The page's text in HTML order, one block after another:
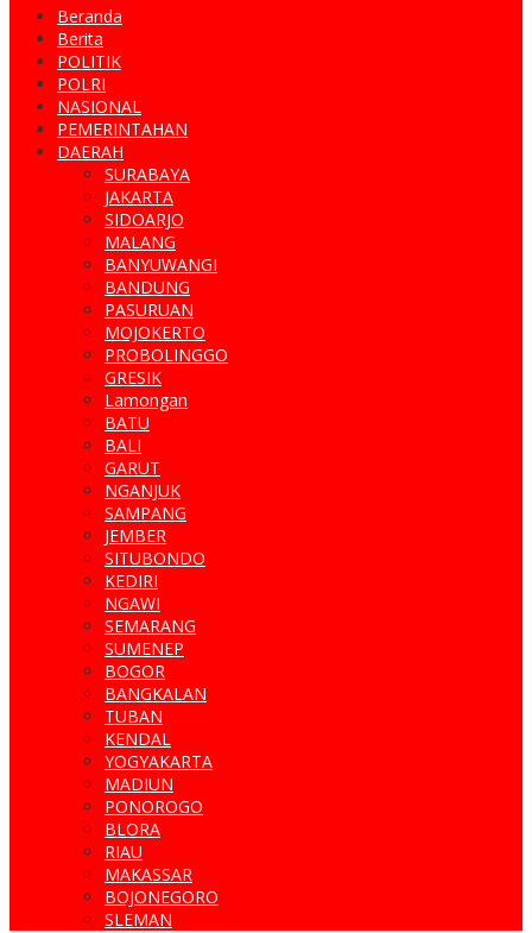
Beranda
Berita
POLITIK
POLRI
NASIONAL
PEMERINTAHAN
DAERAH
SURABAYA
JAKARTA
SIDOARJO
MALANG
BANYUWANGI
BANDUNG
PASURUAN
MOJOKERTO
PROBOLINGGO
GRESIK
Lamongan
BATU
BALI
GARUT
NGANJUK
SAMPANG
JEMBER
SITUBONDO
KEDIRI
NGAWI
SEMARANG
SUMENEP
BOGOR
BANGKALAN
TUBAN
KENDAL
YOGYAKARTA
MADIUN
PONOROGO
BLORA
RIAU
MAKASSAR
BOJONEGORO
SLEMAN